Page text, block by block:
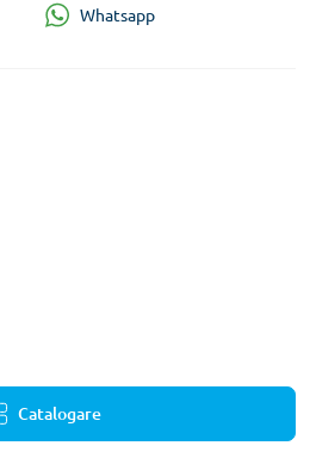
Catalogare
Whatsapp